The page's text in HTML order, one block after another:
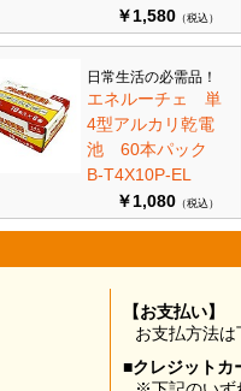
￥1,580 （税込）
日常生活の必需品！
エネルーチェ 単
4型アルカリ乾電
池 60本パック
B-T4X10P-EL
￥1,080 （税込）
【お支払い】
お支払方法は
■クレジットカ